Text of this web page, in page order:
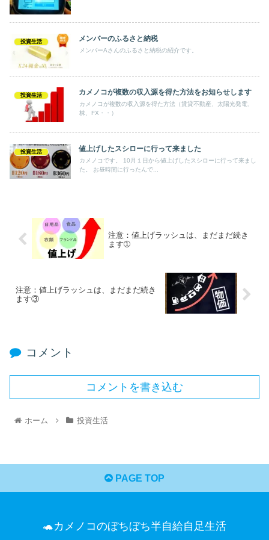
投資生活 メンバーのふるさと納税
メンバーAさんのふるさと納税の紹介です。
投資生活 カメノコが複数の収入源を得た方法をお知らせします
カメノコが複数の収入源を得た方法（賃貸不動産、太陽光発電、
株、FX・・）
投資生活 値上げしたスシローに行って来ました
カメノコです。 10月１日から値上げしたスシローに行って来まし
た。 お昼時間に行ったんで...
注意：値上げラッシュは、まだまだ続き
ます➀
注意：値上げラッシュは、まだまだ続き
ます③
コメント
コメントを書き込む
ホーム 投資生活
PAGE TOP
🐢カメノコのぼちぼち半自給自足生活